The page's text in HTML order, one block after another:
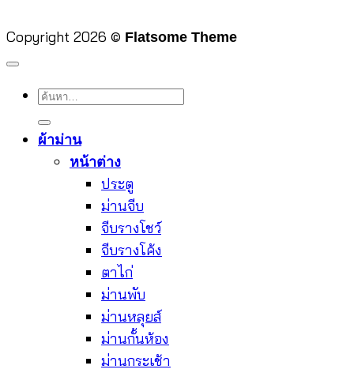
Copyright 2026 © Flatsome Theme
ค้นหา:
ผ้าม่าน
หน้าต่าง
ประตู
ม่านจีบ
จีบรางโชว์
จีบรางโค้ง
ตาไก่
ม่านพับ
ม่านหลุยส์
ม่านกั้นห้อง
ม่านกระเช้า